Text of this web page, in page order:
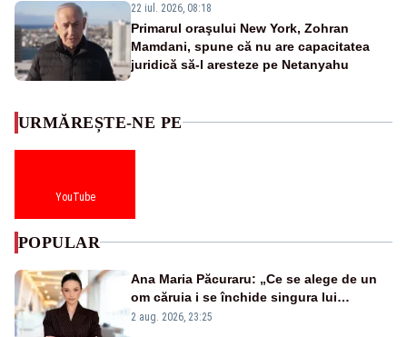
22 iul. 2026, 08:18
Primarul oraşului New York, Zohran
Mamdani, spune că nu are capacitatea
juridică să-l aresteze pe Netanyahu
URMĂREȘTE-NE PE
YouTube
POPULAR
Ana Maria Păcuraru: „Ce se alege de un
om căruia i se închide singura lui
portiță?”
2 aug. 2026, 23:25